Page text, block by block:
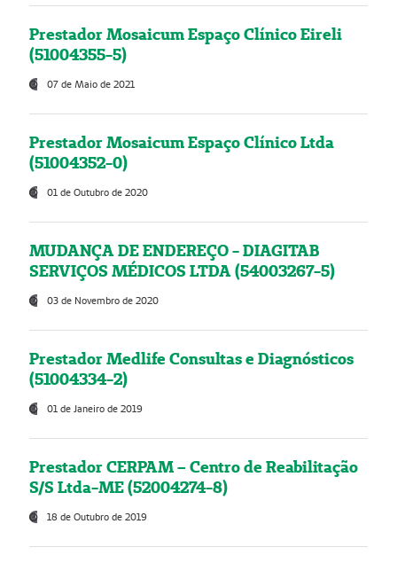
Prestador Mosaicum Espaço Clínico Eireli
(51004355-5)
07 de Maio de 2021
Prestador Mosaicum Espaço Clínico Ltda
(51004352-0)
01 de Outubro de 2020
MUDANÇA DE ENDEREÇO - DIAGITAB
SERVIÇOS MÉDICOS LTDA (54003267-5)
03 de Novembro de 2020
Prestador Medlife Consultas e Diagnósticos
(51004334-2)
01 de Janeiro de 2019
Prestador CERPAM – Centro de Reabilitação
S/S Ltda-ME (52004274-8)
18 de Outubro de 2019